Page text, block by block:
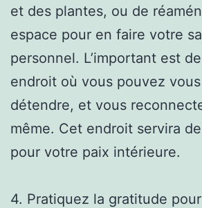
et des plantes, ou de
espace pour en faire votre
personnel. L’important est
endroit où vous pouvez
détendre, et vous
même. Cet endroit servira
pour votre paix intérieure.
4. Pratiquez la gratitude